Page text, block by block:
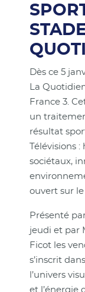
Dès ce 5
La
France 3.
un
résultat
Télévisions
sociétaux,
ouvert sur
Présenté
jeudi et par
Ficot les
s’inscrit
l’univers
et l’énergie